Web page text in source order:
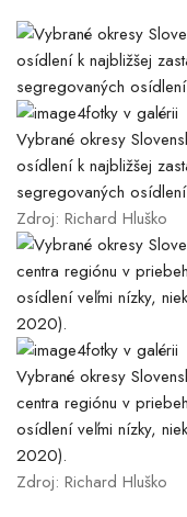
4fotky v galérii
Vybrané okresy
osídlení k najbližšej
segregovaných
Zdroj: Richard Hluško
4fotky v galérii
Vybrané okresy
centra regiónu v
osídlení veľmi nízky,
2020).
Zdroj: Richard Hluško